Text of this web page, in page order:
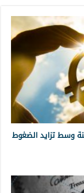
وسط تزايد الضغوط